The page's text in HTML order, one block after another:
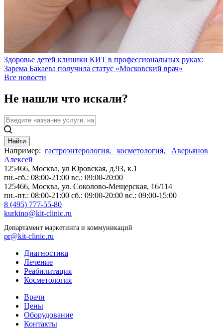
Здоровье детей клиники КИТ в профессиональных руках:
Зарема Бакаева получила статус «Московский врач»
Все новости
Не нашли что искали?
Найти
Например: гастроэнтерология, косметология,
Аверьянов
Алексей
125466, Москва, ул Юровская, д.93, к.1
пн.-сб.: 08:00-21:00 вс.: 09:00-20:00
125466, Москва, ул. Соколово-Мещерская, 16/114
пн.-пт.: 08:00-21:00 сб.: 09:00-20:00 вс.: 09:00-15:00
8 (495) 777-55-80
kurkino@kit-clinic.ru
Департамент маркетинга и коммуникаций
pr@kit-clinic.ru
Диагностика
Лечение
Реабилитация
Косметология
Врачи
Цены
Оборудование
Контакты